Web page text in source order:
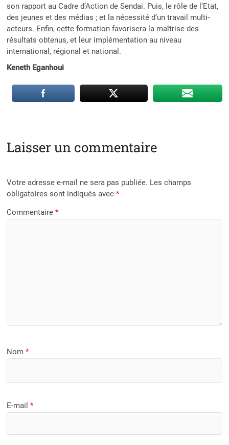
son rapport au Cadre d’Action de Sendai. Puis, le rôle de l’Etat,
des jeunes et des médias ; et la nécessité d’un travail multi-
acteurs. Enfin, cette formation favorisera la maîtrise des
résultats obtenus, et leur implémentation au niveau
international, régional et national.
Keneth Eganhoui
Laisser un commentaire
Votre adresse e-mail ne sera pas publiée. Les champs
obligatoires sont indiqués avec*
Commentaire*
Nom*
E-mail*